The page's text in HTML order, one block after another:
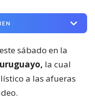
sábado en la
la cual
a las afueras